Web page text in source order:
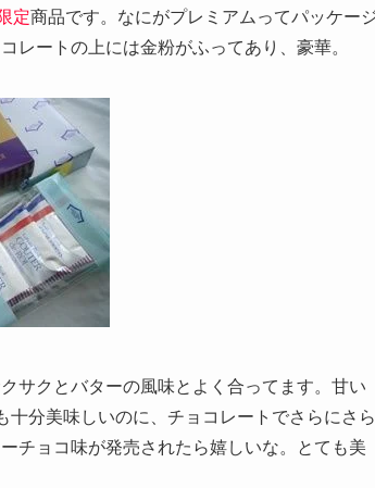
定商品です。なにがプレミアムってパッケー
レートの上には金粉がふってあり、豪華。
サクとバターの風味とよく合ってます。甘い
分美味しいのに、チョコレートでさらにさら
チョコ味が発売されたら嬉しいな。とても美